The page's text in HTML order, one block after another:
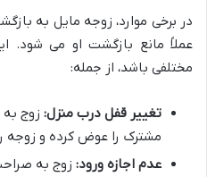
در برخی موارد، زوجه مایل به
عملاً مانع بازگشت او می شود.
مختلفی باشد، از جمله:
تغییر قفل درب منزل: زوج
مشترک را عوض کرده و زوجه
عدم اجازه ورود: زوج به